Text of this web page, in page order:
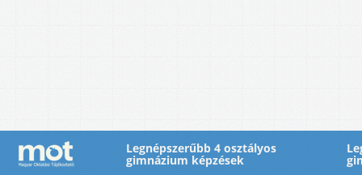
Legnépszerűbb 4 osztályos
gimnázium képzések